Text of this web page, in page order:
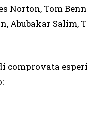
Norton, Tom
Abubakar Salim,
comprovata